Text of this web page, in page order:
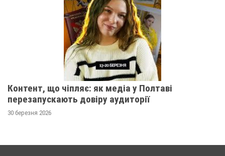
Контент, що чіпляє: як медіа у Полтаві
перезапускають довіру аудиторії
30 березня 2026